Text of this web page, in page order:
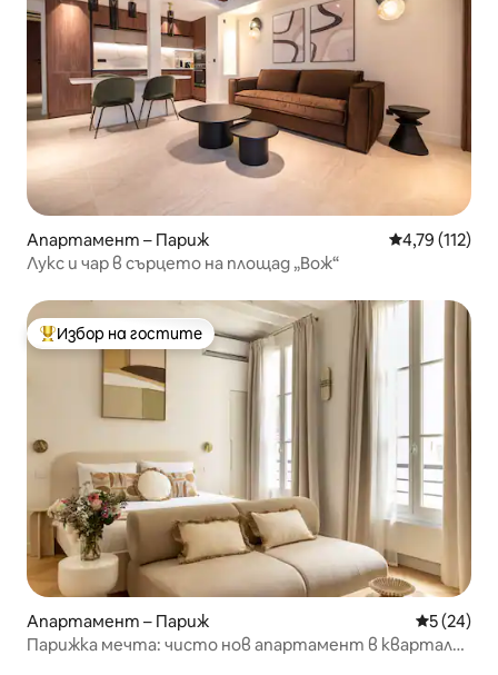
Апартамент – Париж Средна
4,79 (112)
Лукс и чар в сърцето на площад „Вож“
Най-популярен избор на гостите
Избор на гостите
Апартамент – Париж Средна
5 (24)
Парижка мечта: чисто нов апартамент в квартал